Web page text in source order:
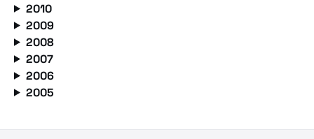
2010
2009
2008
2007
2006
2005